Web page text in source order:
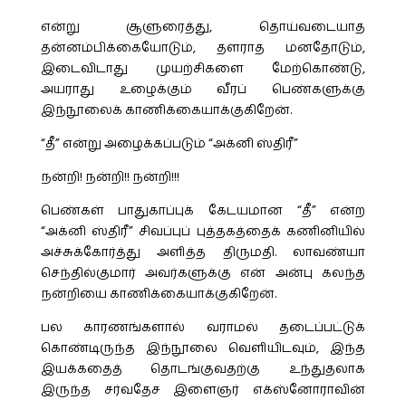
என்று சூளுரைத்து, தொய்வடையாத
தன்னம்பிக்கையோடும், தளராத மனதோடும்,
இடைவிடாது முயற்சிகளை மேற்கொண்டு,
அயராது உழைக்கும் வீரப் பெண்களுக்கு
இந்நூலைக் காணிக்கையாக்குகிறேன்.
“தீ” என்று அழைக்கப்படும் “அக்னி ஸ்திரீ”
நன்றி! நன்றி!! நன்றி!!!
பெண்கள் பாதுகாப்புக் கேடயமான “தீ” என்ற
“அக்னி ஸ்திரீ” சிவப்புப் புத்தகத்தைக் கணினியில்
அச்சுக்கோர்த்து அளித்த திருமதி. லாவண்யா
செந்தில்குமார் அவர்களுக்கு என் அன்பு கலந்த
நன்றியை காணிக்கையாக்குகிறேன்.
பல காரணங்களால் வராமல் தடைப்பட்டுக்
கொண்டிருந்த இந்நூலை வெளியிடவும், இந்த
இயக்கதைத் தொடங்குவதற்கு உந்துதலாக
இருந்த சர்வதேச இளைஞர் எக்ஸ்னோராவின்